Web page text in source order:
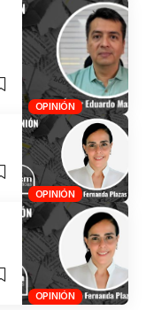
OPINIÓN
OPINIÓN
OPINIÓN